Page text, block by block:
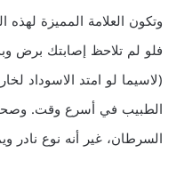
وتكون العلامة المميزة لهذه
فلو لم تلاحظ إصابتك برض
(لاسيما لو امتد الاسوداد
الطبيب في أسرع وقت.
السرطان، غير أنه نوع نادر